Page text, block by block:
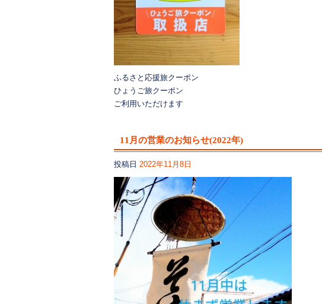
ふるさと応援旅クーポン
ひょうご旅クーポン
ご利用いただけます
11月の営業のお知らせ(2022年)
投稿日 2022年11月8日